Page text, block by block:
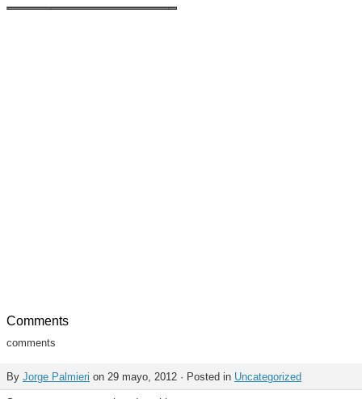
Comments
comments
By Jorge Palmieri on 29 mayo, 2012 · Posted in Uncategorized